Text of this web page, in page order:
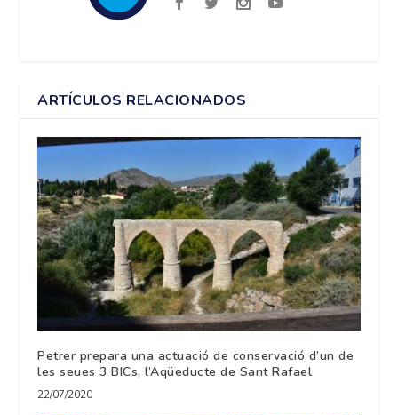
ARTÍCULOS RELACIONADOS
Petrer prepara una actuació de conservació d’un de
les seues 3 BICs, l’Aqüeducte de Sant Rafael
22/07/2020